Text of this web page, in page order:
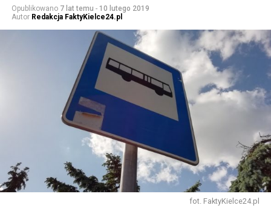
Opublikowano 7 lat temu - 10 lutego 2019
Autor Redakcja FaktyKielce24.pl
fot. FaktyKielce24.pl